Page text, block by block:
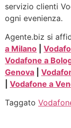
servizio clienti
ogni evenienza.
Agente.biz si
a Milano
Vodafone a
Genova
Vodafone a
Taggato